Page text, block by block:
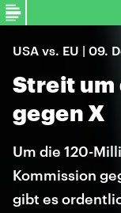
USA vs. EU | 09.
Streit
gegen X
Um die 120-
Kommission
gibt es